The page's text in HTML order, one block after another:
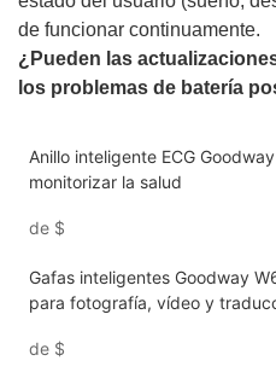
de funcionar continuamente.
¿Pueden las
los problemas de batería
Anillo inteligente ECG
monitorizar la salud
de $
Gafas inteligentes Goodway
para fotografía, vídeo y
de $